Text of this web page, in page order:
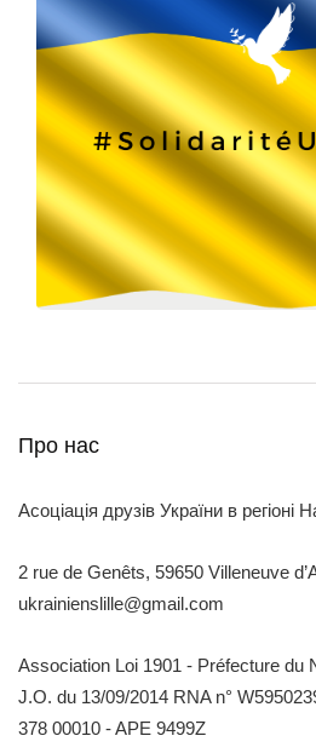
Про нас
Асоціація друзів України в регіоні
2 rue de Genêts, 59650 Villeneuve
ukrainienslille@gmail.com
Association Loi 1901 - Préfecture du
J.O. du 13/09/2014 RNA n°
378 00010 - APE 9499Z